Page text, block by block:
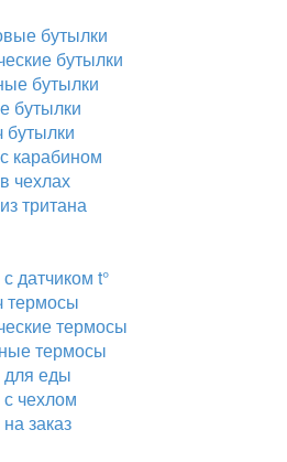
бутылки
бутылки
бутылки
бутылки
карабином
чехлах
тритана
датчиком t°
термосы
термосы
термосы
еды
чехлом
заказ